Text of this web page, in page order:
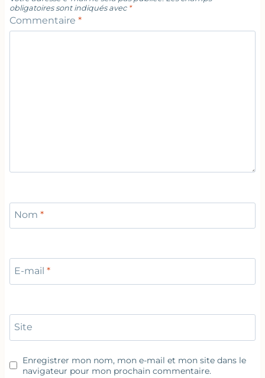
obligatoires sont indiqués avec *
Commentaire *
Nom *
E-mail *
Site
Enregistrer mon nom, mon e-mail et mon site dans le
navigateur pour mon prochain commentaire.